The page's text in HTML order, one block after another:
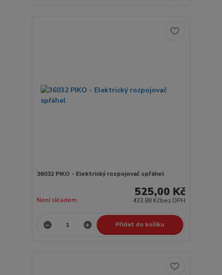
36032 PIKO - Elektrický rozpojovač spřáhel
525,00 Kč
433,88 Kčbez DPH
Není skladem
Přidat do košíku